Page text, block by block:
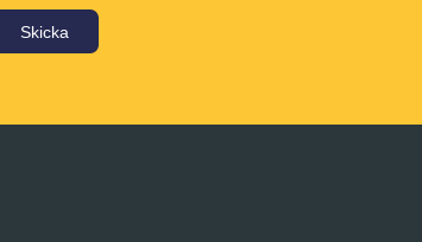
Skicka